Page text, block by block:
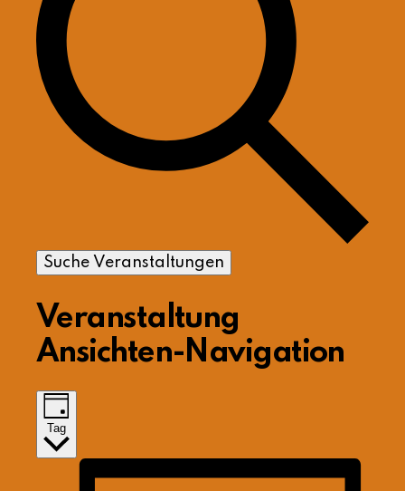
Suche Veranstaltungen
Veranstaltung
Ansichten-Navigation
Tag